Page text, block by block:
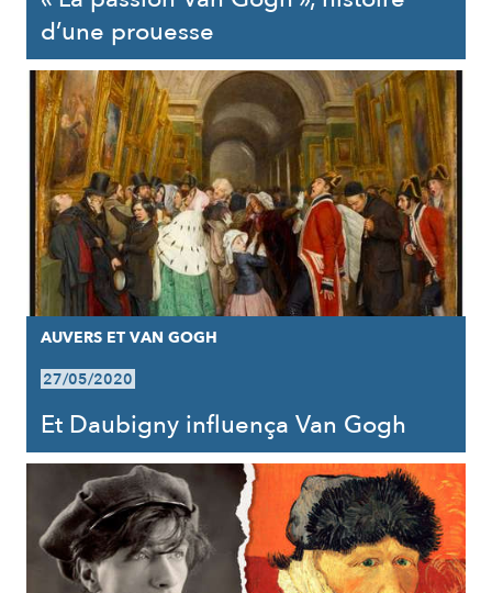
d’une prouesse
AUVERS ET VAN GOGH
27/05/2020
Et Daubigny influença Van Gogh